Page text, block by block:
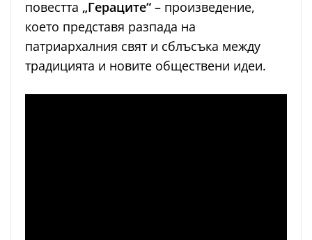
повестта „Гераците“ – произведение,
което представя разпада на
патриархалния свят и сблъсъка между
традицията и новите обществени идеи.